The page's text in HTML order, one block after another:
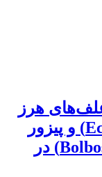
هرز
سوروف (Echinochloa crusgalli) و پیزور
دریایی (Bolboschoenus planiculmis) در